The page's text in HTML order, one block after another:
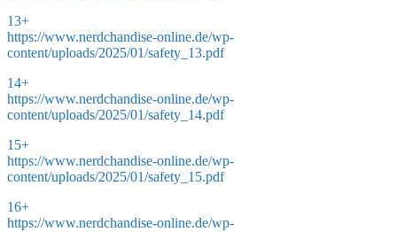
13+
https://www.nerdchandise-online.de/wp-
content/uploads/2025/01/safety_13.pdf
14+
https://www.nerdchandise-online.de/wp-
content/uploads/2025/01/safety_14.pdf
15+
https://www.nerdchandise-online.de/wp-
content/uploads/2025/01/safety_15.pdf
16+
https://www.nerdchandise-online.de/wp-